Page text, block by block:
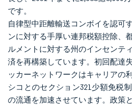
です。
自律型中距離輸送コンボイを認可
ンに対する手厚い連邦税額控除、
ルメントに対する州のインセンテ
済を再構築しています。初回配達
ッカーネットワークはキャリアの
シコとのセクション321少額免税
の流通を加速させています。政策